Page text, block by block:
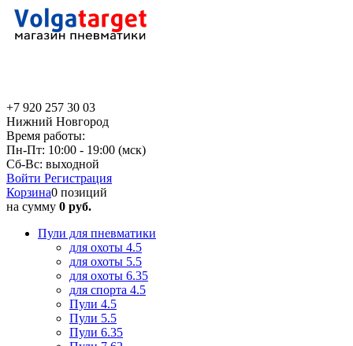
+7 920 257 30 03
Нижний Новгород
Время работы:
Пн-Пт: 10:00 - 19:00 (мск)
Сб-Вс: выходной
Войти Регистрация
Корзина0 позиций
на сумму 0 руб.
Пули для пневматики
для охоты 4.5
для охоты 5.5
для охоты 6.35
для спорта 4.5
Пули 4.5
Пули 5.5
Пули 6.35